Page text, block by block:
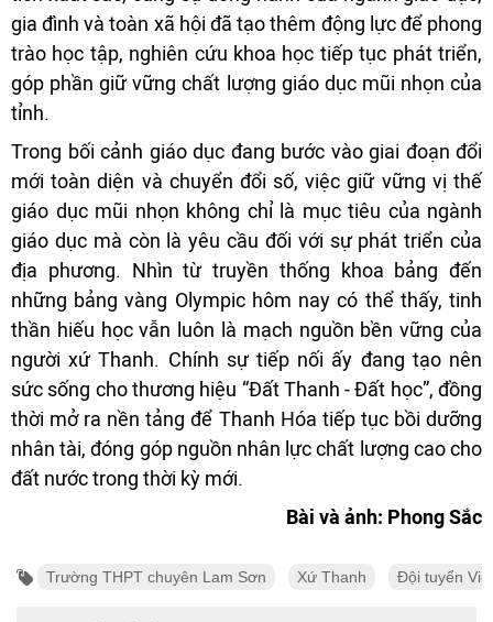
gia đình và toàn xã hội đã tạo thêm động lực để phong
trào học tập, nghiên cứu khoa học tiếp tục phát triển,
góp phần giữ vững chất lượng giáo dục mũi nhọn của
tỉnh.
Trong bối cảnh giáo dục đang bước vào giai đoạn đổi
mới toàn diện và chuyển đổi số, việc giữ vững vị thế
giáo dục mũi nhọn không chỉ là mục tiêu của ngành
giáo dục mà còn là yêu cầu đối với sự phát triển của
địa phương. Nhìn từ truyền thống khoa bảng đến
những bảng vàng Olympic hôm nay có thể thấy, tinh
thần hiếu học vẫn luôn là mạch nguồn bền vững của
người xứ Thanh. Chính sự tiếp nối ấy đang tạo nên
sức sống cho thương hiệu “Đất Thanh - Đất học”, đồng
thời mở ra nền tảng để Thanh Hóa tiếp tục bồi dưỡng
nhân tài, đóng góp nguồn nhân lực chất lượng cao cho
đất nước trong thời kỳ mới.
Bài và ảnh: Phong Sắc
Trường THPT chuyên Lam Sơn Xứ Thanh Đội tuyển